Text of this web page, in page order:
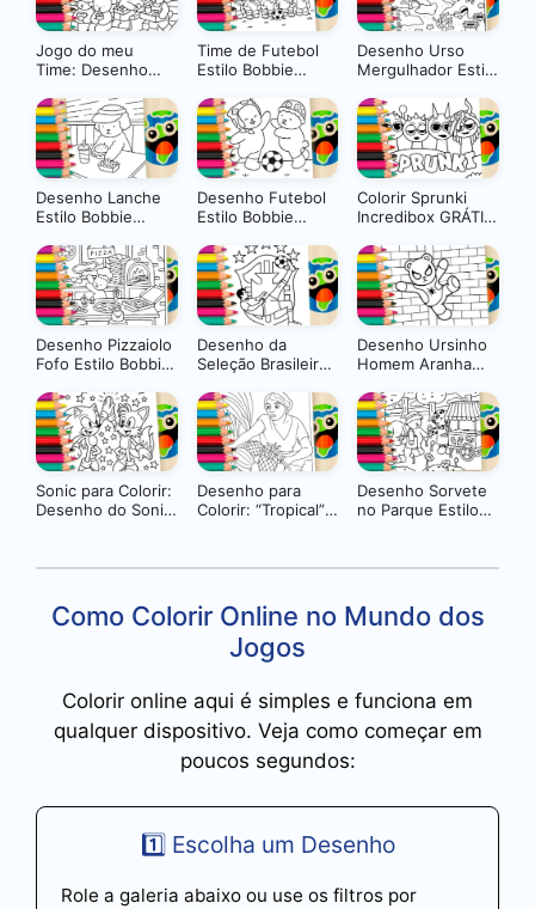
Jogo do meu
Time: Desenho
Goods para Colorir
Online
Time de Futebol
Estilo Bobbie
Pinte no celular
Desenho Urso
Mergulhador Estilo
GRÁTIS ▷ Pinte no
Celular
Desenho Lanche
Estilo Bobbie
Desenho Futebol
Estilo Bobbie
Colorir Sprunki
Incredibox GRÁTIS
Desenho Pizzaiolo
Fofo Estilo Bobbie
Pinte no Celular
Desenho da
Seleção Brasileira
Colorir: Pinte
Online ou Imprima
em Alta Qualidade
Desenho Ursinho
Homem Aranha
GRÁTIS ▷ Pinte
Online
Sonic para Colorir:
Desenho do Sonic
Desenho para
Colorir: “Tropical”
Pintar!
Desenho Sorvete
no Parque Estilo
Como Colorir Online no Mundo dos
Jogos
Colorir online aqui é simples e funciona em
qualquer dispositivo. Veja como começar em
poucos segundos:
1️⃣ Escolha um Desenho
Role a galeria abaixo ou use os filtros por